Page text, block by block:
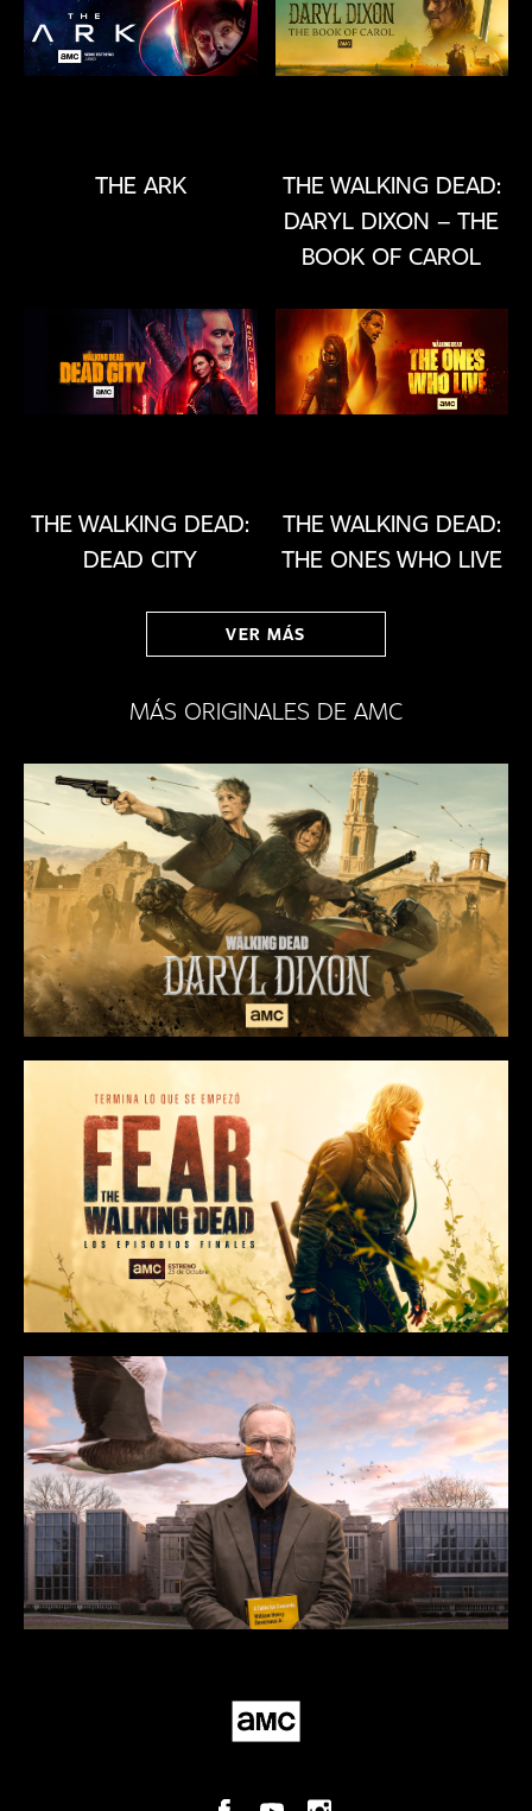
THE ARK
THE WALKING DEAD:
DARYL DIXON – THE
BOOK OF CAROL
THE WALKING DEAD:
DEAD CITY
THE WALKING DEAD:
THE ONES WHO LIVE
VER MÁS
MÁS ORIGINALES DE AMC